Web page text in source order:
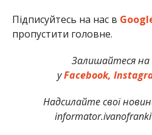
Підписуйтесь на нас в
пропустити головне.
Залишайтеся на
уFacebook,
Надсилайте свої